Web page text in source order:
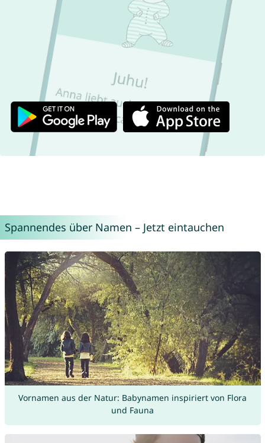
Spannendes über Namen – Jetzt eintauchen
Vornamen aus der Natur: Babynamen inspiriert von Flora
und Fauna